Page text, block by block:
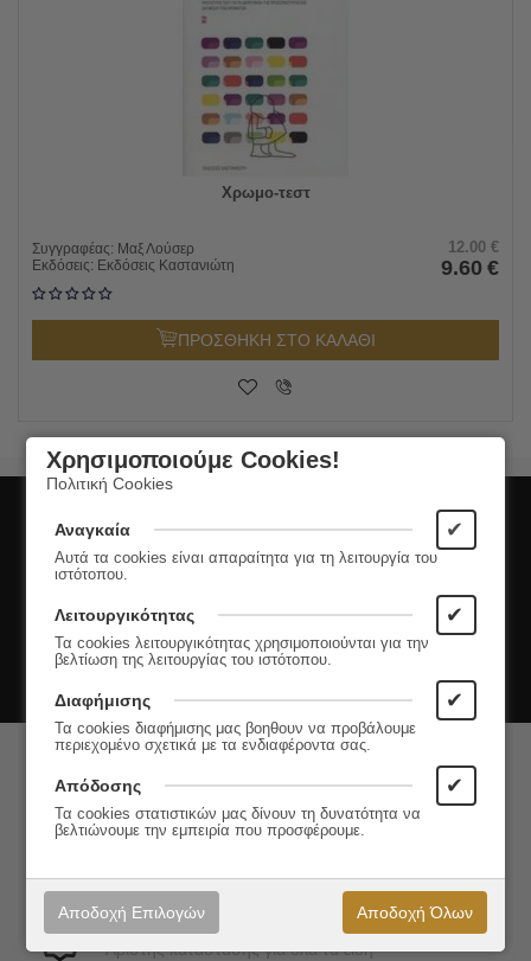
Χρωμο-τεστ
Συγγραφέας: Μαξ Λούσερ
Εκδόσεις: Εκδόσεις Καστανιώτη
12.00 €
9.60 €
ΠΡΟΣΘΗΚΗ ΣΤΟ ΚΑΛΑΘΙ
Εγγραφή στο Newsletter
Μάθετε πρώτοι τις νέες κυκλοφορίες και τις
Στα προϊόντα με απόθεμα
Ασφάλεια Συναλλαγών
Εγγύηση Ποιότητας
Άριστης κατάστασης για όλα τα είδη
Χρησιμοποιούμε Cookies!
Πολιτική Cookies
Αναγκαία ✔
Αυτά τα cookies είναι απαραίτητα για τη λειτουργία του
ιστότοπου.
Λειτουργικότητας ✔
Τα cookies λειτουργικότητας χρησιμοποιούνται για την
βελτίωση της λειτουργίας του ιστότοπου.
Διαφήμισης ✔
Τα cookies διαφήμισης μας βοηθουν να προβάλουμε
περιεχομένο σχετικά με τα ενδιαφέροντα σας.
Απόδοσης ✔
Τα cookies στατιστικών μας δίνουν τη δυνατότητα να
βελτιώνουμε την εμπειρία που προσφέρουμε.
Αποδοχή Επιλογών Αποδοχή Όλων